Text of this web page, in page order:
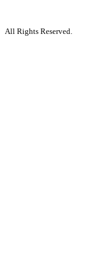
All Rights Reserved.